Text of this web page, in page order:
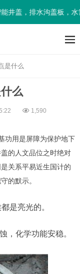
盖，排水沟盖板，水
是什么
么
1,590
功用是屏障为保护地下
的人文品位之时绝对
关系平易近生国计的
的默示。
是亮光的。
化学功能安稳。